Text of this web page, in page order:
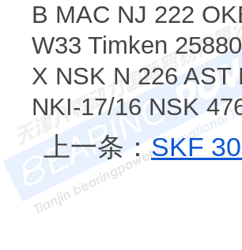
B MAC NJ 222
W33 Timken
X NSK N 226 AST
NKI-17/16 NSK
上一条：SKF